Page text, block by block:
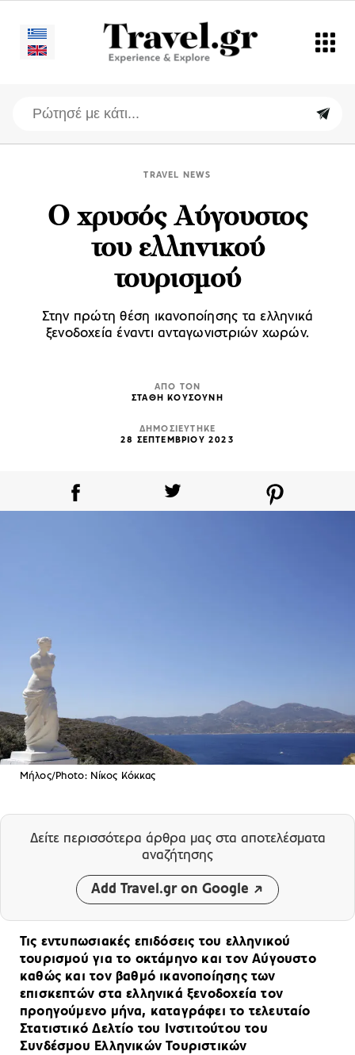
TRAVEL NEWS
Ο χρυσός Αύγουστος
του ελληνικού
τουρισμού
Στην πρώτη θέση ικανοποίησης τα ελληνικά
ξενοδοχεία έναντι ανταγωνιστριών χωρών.
ΑΠΟ ΤΟΝ
ΣΤΑΘΗ ΚΟΥΣΟΥΝΗ
ΔΗΜΟΣΙΕΥΤΗΚΕ
28 ΣΕΠΤΕΜΒΡΙΟΥ 2023
Μήλος/Photo: Νίκος Κόκκας
Δείτε περισσότερα άρθρα μας στα αποτελέσματα
αναζήτησης
Add Travel.gr on Google
Τις εντυπωσιακές επιδόσεις του ελληνικού
τουρισμού για το οκτάμηνο και τον Αύγουστο
καθώς και τον βαθμό ικανοποίησης των
επισκεπτών στα ελληνικά ξενοδοχεία τον
προηγούμενο μήνα, καταγράφει το τελευταίο
Στατιστικό Δελτίο του Ινστιτούτου του
Συνδέσμου Ελληνικών Τουριστικών